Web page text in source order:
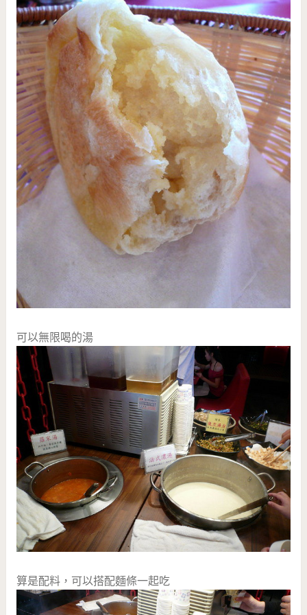
可以無限喝的湯
算是配料，可以搭配麵條一起吃